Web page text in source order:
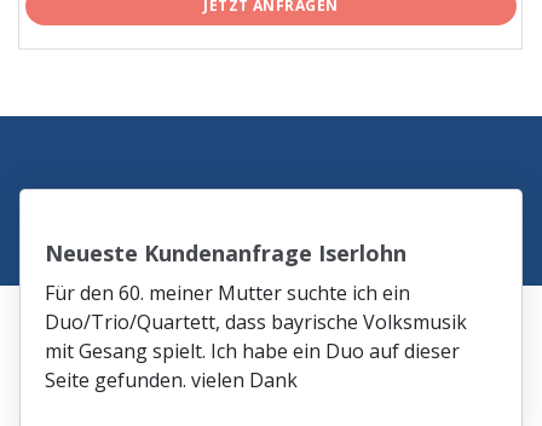
JETZT ANFRAGEN
Neueste Kundenanfrage Iserlohn
Für den 60. meiner Mutter suchte ich ein
Duo/Trio/Quartett, dass bayrische Volksmusik
mit Gesang spielt. Ich habe ein Duo auf dieser
Seite gefunden. vielen Dank